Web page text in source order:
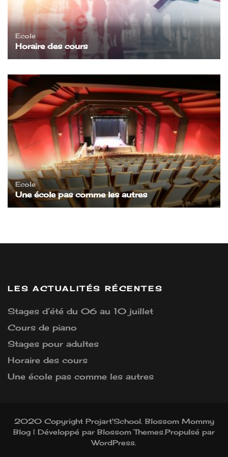
Ecole
Horaire des cours
Ecole
Une école pas comme les autres
LES ACTUALITÉS RÉCENTES
Stages d’été du 06 au 10 juillet
Cours de piano
Stages pour adultes
Horaire des cours
Une école pas comme les autres
2020 Copyright Projart'School. Blossom Mommy
Blog | Développé par Blossom Themes.Propulsé par
WordPress.